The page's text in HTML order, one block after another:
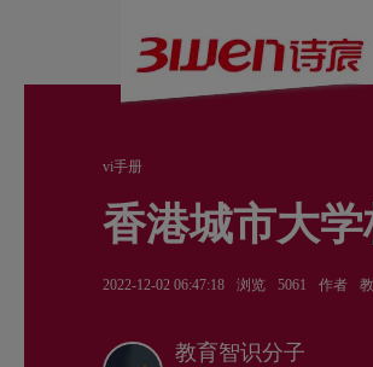
vi手册
香港城市大
2022-12-02 06:47:18 浏览 5061 作者
教育智识分子